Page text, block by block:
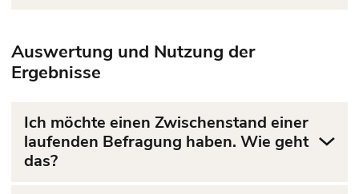
Auswertung und Nutzung der
Ergebnisse
Ich möchte einen Zwischenstand einer
laufenden Befragung haben. Wie geht
das?